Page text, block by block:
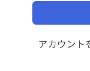
アカウント